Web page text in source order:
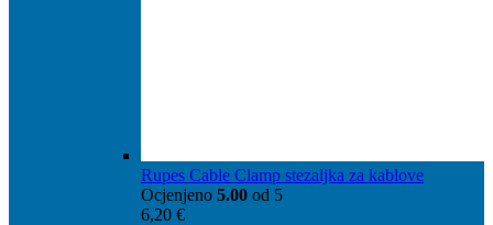
Rupes Cable Clamp stezaljka za kablove
Ocjenjeno 5.00 od 5
6,20 €